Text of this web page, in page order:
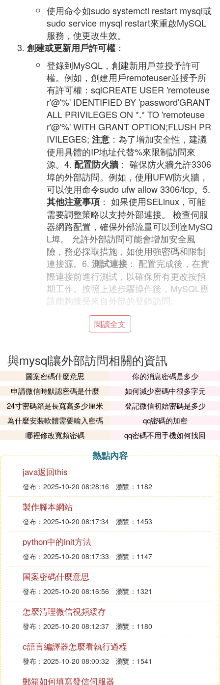
使用命令如sudo systemctl restart mysql或
sudo service mysql restart來重啟MySQL
服務，使更改生效。
創建或更新用戶許可權 ：
登錄到MySQL，創建新用戶並授予許可
權。例如，創建用戶remoteuser並授予所
有許可權：sqlCREATE USER 'remoteuse
r'@'%' IDENTIFIED BY 'password'GRANT
ALL PRIVILEGES ON *.* TO 'remoteuse
r'@'%' WITH GRANT OPTION;FLUSH PR
IVILEGES; 注意 ：為了增加安全性，建議
使用具體的IP地址代替%來限制訪問來
源。4. 配置防火牆 ： 確保防火牆允許3306
埠的外部訪問。例如，使用UFW防火牆，
可以使用命令sudo ufw allow 3306/tcp。5.
其他注意事項 ： 如果使用SELinux，可能
需要調整策略以支持外部連接。 檢查伺服
器網路配置，確保外部流量可以到達MySQ
L埠。 允許外部訪問可能會增加安全風
險，務必採取措施，如使用強密碼和限制
連接源。6. 測試連接 ： 配置完成後，在實
際連接前進行測試，以確保所有更改按預
期工作。按照上述步驟操作後，MySQL應
該能夠接受來自外部的登錄訪問。
❷ 如何讓其他計算機訪問我的計算機上
很簡單啊,先判斷是不是在同 一個網路之間,你ping 一
下它的ip ,看能不能ping通.
這樣就有兩種情況,
第一種:能ping通,說明你們在同一個網路中,可以直接
訪問.你只要在你的登錄用戶中的帳號加上可外部訪
問就可以了...也就是授權.比如你的帳號是root 你可以
進入mysql後,
那麼我的其中一個root的帳號就能被所有的主機訪問
第二種情況,就是ping 不通,那麼你是須要借用其它的
工具.可以用花生殼或稻草人這樣的ddns工具進行靜
態化ip.
剩下的按照第一種情況一樣,把你的帳號允許遠程登
錄就可以了.
❸ MySQL如何設置不允許外部訪問mysql
不能外部訪問
MySQL如何設置不允許外部訪問？
MySQL是一種開源的關系型資料庫管理系統，常用
於網站開發和應用程序開發中。然而，隨著互聯網技
術的發展和普及，網路安全問題越來越受到關注。為
閱讀全文
與mysql讓外部訪問相關的資訊
圖案密碼什麼意思
你的消息密碼是多少
申請微信時默認密碼是什麼
如何減少密碼中很多字元
24寸密碼箱是長寬高多少厘米
登記微信初始密碼是多少
為什麼安裝軟體需要輸入密碼
qq密碼的加密
哪裡修改寬頻密碼
qq密碼不用手機如何找回
熱點內容
java返回this
發布：2025-10-20 08:28:16 瀏覽：1182
製作腳本網站
發布：2025-10-20 08:17:34 瀏覽：1453
python中的init方法
發布：2025-10-20 08:17:33 瀏覽：1147
圖案密碼什麼意思
發布：2025-10-20 08:16:56 瀏覽：1321
怎麼清理微信視頻緩存
發布：2025-10-20 08:12:37 瀏覽：1180
c語言編譯器怎麼看執行過程
發布：2025-10-20 08:00:32 瀏覽：1541
郵箱如何填寫發信伺服器